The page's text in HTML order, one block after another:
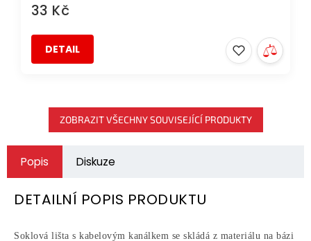
33 Kč
DETAIL
ZOBRAZIT VŠECHNY SOUVISEJÍCÍ PRODUKTY
Popis Diskuze
DETAILNÍ POPIS PRODUKTU
Soklová lišta s kabelovým kanálkem se skládá z materiálu na bázi